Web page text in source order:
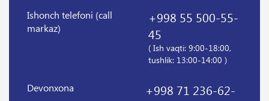
Ishonch telefoni (call
markaz)
+998 55 500-55-
45
( Ish vaqti: 9:00-18:00,
tushlik: 13:00-14:00 )
Devonxona
+998 71 236-62-